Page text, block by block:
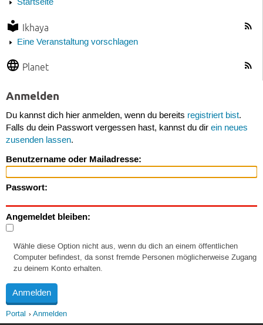
Startseite
Ikhaya
Eine Veranstaltung vorschlagen
Planet
Anmelden
Du kannst dich hier anmelden, wenn du bereits registriert bist.
Falls du dein Passwort vergessen hast, kannst du dir ein neues
zusenden lassen.
Benutzername oder Mailadresse:
Passwort:
Angemeldet bleiben:
Wähle diese Option nicht aus, wenn du dich an einem öffentlichen
Computer befindest, da sonst fremde Personen möglicherweise Zugang
zu deinem Konto erhalten.
Portal Anmelden